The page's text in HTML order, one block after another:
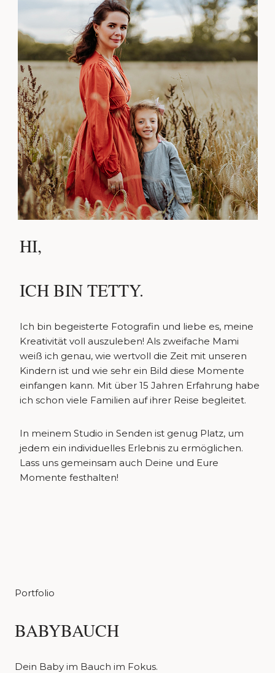
HI,
ICH BIN TETTY.
Ich bin begeisterte Fotografin und liebe es, meine
Kreativität voll auszuleben! Als zweifache Mami
weiß ich genau, wie wertvoll die Zeit mit unseren
Kindern ist und wie sehr ein Bild diese Momente
einfangen kann. Mit über 15 Jahren Erfahrung habe
ich schon viele Familien auf ihrer Reise begleitet.
In meinem Studio in Senden ist genug Platz, um
jedem ein individuelles Erlebnis zu ermöglichen.
Lass uns gemeinsam auch Deine und Eure
Momente festhalten!
Portfolio
BABYBAUCH
Dein Baby im Bauch im Fokus.